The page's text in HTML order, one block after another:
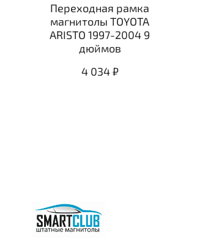
Переходная рамка
магнитолы TOYOTA
ARISTO 1997-2004 9
дюймов
4 034 ₽